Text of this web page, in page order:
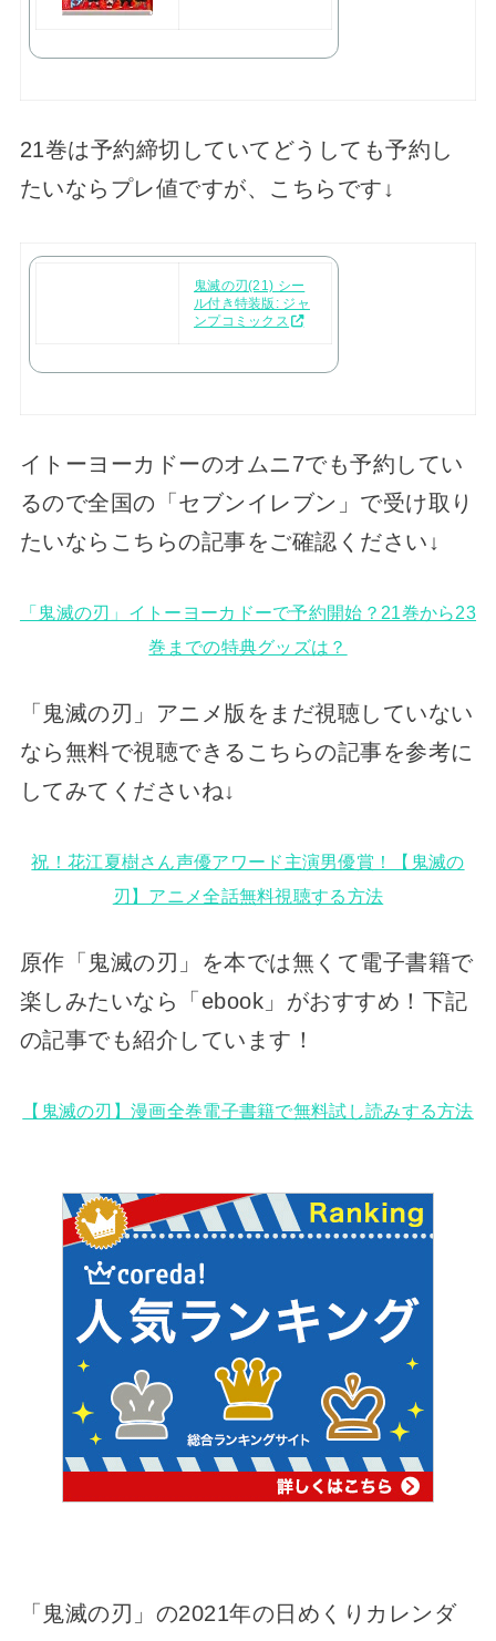
21巻は予約締切していてどうしても予約し
たいならプレ値ですが、こちらです↓
鬼滅の刃(21) シー
ル付き特装版: ジャ
ンプコミックス
イトーヨーカドーのオムニ7でも予約してい
るので全国の「セブンイレブン」で受け取り
たいならこちらの記事をご確認ください↓
「鬼滅の刃」イトーヨーカドーで予約開始？21巻から23
巻までの特典グッズは？
「鬼滅の刃」アニメ版をまだ視聴していない
なら無料で視聴できるこちらの記事を参考に
してみてくださいね↓
祝！花江夏樹さん声優アワード主演男優賞！【鬼滅の
刃】アニメ全話無料視聴する方法
原作「鬼滅の刃」を本では無くて電子書籍で
楽しみたいなら「ebook」がおすすめ！下記
の記事でも紹介しています！
【鬼滅の刃】漫画全巻電子書籍で無料試し読みする方法
「鬼滅の刃」の2021年の日めくりカレンダ